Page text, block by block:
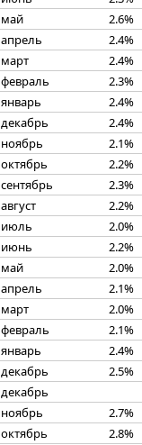
май
2.6%
апрель
2.4%
март
2.4%
февраль
2.3%
январь
2.4%
декабрь
2.4%
ноябрь
2.1%
октябрь
2.2%
сентябрь
2.3%
август
2.2%
июль
2.0%
июнь
2.2%
май
2.0%
апрель
2.1%
март
2.0%
февраль
2.1%
январь
2.4%
декабрь
2.5%
декабрь
ноябрь
2.7%
октябрь
2.8%